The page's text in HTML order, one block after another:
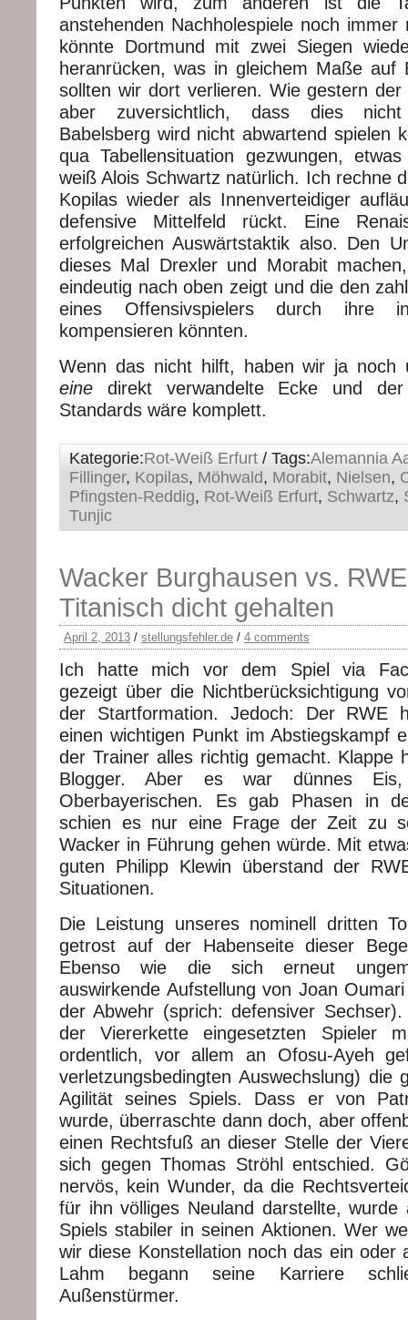
anstehenden Nachholespiele noch immer
könnte Dortmund mit zwei Siegen
heranrücken, was in gleichem Maße auf
sollten wir dort verlieren. Wie gestern
aber zuversichtlich, dass dies
Babelsberg wird nicht abwartend spielen
qua Tabellensituation gezwungen,
weiß Alois Schwartz natürlich. Ich rechne
Kopilas wieder als Innenverteidiger
defensive Mittelfeld rückt. Eine
erfolgreichen Auswärtstaktik also. Den
dieses Mal Drexler und Morabit
eindeutig nach oben zeigt und die den
eines Offensivspielers durch ihre
kompensieren könnten.
Wenn das nicht hilft, haben wir ja noch
eine direkt verwandelte Ecke und
Standards wäre komplett.
Kategorie:Rot-Weiß Erfurt / Tags:Alemannia
Fillinger, Kopilas, Möhwald, Morabit, Nielsen,
Pfingsten-Reddig, Rot-Weiß Erfurt, Schwartz,
Tunjic
Wacker Burghausen vs.
Titanisch dicht gehalten
April 2, 2013 / stellungsfehler.de / 4 comments
Ich hatte mich vor dem Spiel via
gezeigt über die Nichtberücksichtigung
der Startformation. Jedoch: Der RWE
einen wichtigen Punkt im Abstiegskampf
der Trainer alles richtig gemacht. Klappe
Blogger. Aber es war dünnes
Oberbayerischen. Es gab Phasen in
schien es nur eine Frage der Zeit zu
Wacker in Führung gehen würde. Mit
guten Philipp Klewin überstand der
Situationen.
Die Leistung unseres nominell dritten
getrost auf der Habenseite dieser
Ebenso wie die sich erneut
auswirkende Aufstellung von Joan
der Abwehr (sprich: defensiver
der Viererkette eingesetzten Spieler
ordentlich, vor allem an Ofosu-Ayeh
verletzungsbedingten Auswechslung) die
Agilität seines Spiels. Dass er von
wurde, überraschte dann doch, aber
einen Rechtsfuß an dieser Stelle der
sich gegen Thomas Ströhl entschied.
nervös, kein Wunder, da die
für ihn völliges Neuland darstellte,
Spiels stabiler in seinen Aktionen. Wer
wir diese Konstellation noch das ein oder
Lahm begann seine Karriere
Außenstürmer.